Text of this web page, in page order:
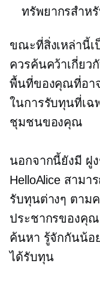
ทรัพยากรสำห
ขณะที่สิ่งเหล่านี้เ
ควรค้นคว้าเกี่ยว
พื้นที่ของคุณที่อาจ
ในการรับทุนที่เฉ
ชุมชนของคุณ
นอกจากนี้ยังมี ฝู
HelloAlice สาม
รับทุนต่างๆ ตาม
ประชากรของคุณ
ค้นหา รู้จักกันน้อ
ได้รับทุน